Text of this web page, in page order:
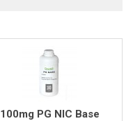
100mg PG NIC Base